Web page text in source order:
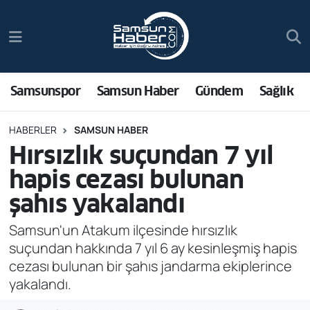
Samsunspor Samsun Haber Gündem Sağlık
HABERLER SAMSUN HABER
Hırsızlık suçundan 7 yıl
hapis cezası bulunan
şahıs yakalandı
Samsun'un Atakum ilçesinde hırsızlık
suçundan hakkında 7 yıl 6 ay kesinleşmiş hapis
cezası bulunan bir şahıs jandarma ekiplerince
yakalandı.
Samsun Haber
Sağlık
Asayiş
Bilim ve Teknoloji
Bölge
Dünya
Trafik Durumu
Süper Lig Puan Durumu ve Fikstür
Tüm Manşetler
Son Dakika Haberleri
Haber Arşivi